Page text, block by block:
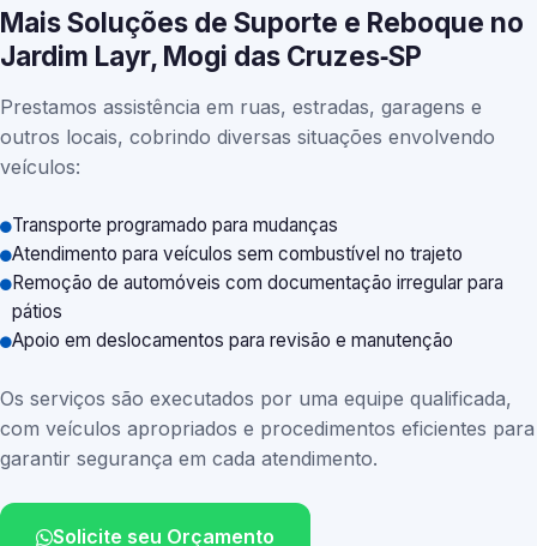
Mais Soluções de Suporte e Reboque no
Jardim Layr, Mogi das Cruzes‑SP
Prestamos assistência em ruas, estradas, garagens e
outros locais, cobrindo diversas situações envolvendo
veículos:
Transporte programado para mudanças
Atendimento para veículos sem combustível no trajeto
Remoção de automóveis com documentação irregular para
pátios
Apoio em deslocamentos para revisão e manutenção
Os serviços são executados por uma equipe qualificada,
com veículos apropriados e procedimentos eficientes para
garantir segurança em cada atendimento.
Solicite seu Orçamento